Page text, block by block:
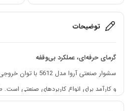
توضیحات
گرمای حرفه‌ای، عملکرد بی‌وقفه
و کارآمد برای انواع کاربردهای صنعتی است.